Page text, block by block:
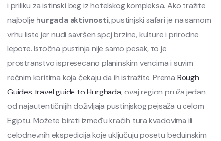
i priliku za istinski beg iz hotelskog kompleksa. Ako tražite
najbolje hurgada aktivnosti, pustinjski safari je na samom
vrhu liste jer nudi savršen spoj brzine, kulture i prirodne
lepote. Istočna pustinja nije samo pesak, to je
prostranstvo ispresecano planinskim vencima i suvim
rečnim koritima koja čekaju da ih istražite. Prema Rough
Guides travel guide to Hurghada, ovaj region pruža jedan
od najautentičnijih doživljaja pustinjskog pejsaža u celom
Egiptu. Možete birati između kraćih tura kvadovima ili
celodnevnih ekspedicija koje uključuju posetu beduinskim